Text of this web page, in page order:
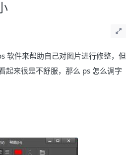
软件来帮助自己对图片进行修整，但
起来很是不舒服，那么 ps 怎么调字